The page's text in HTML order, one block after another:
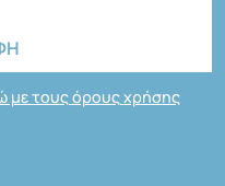
με τους όρους χρήσης